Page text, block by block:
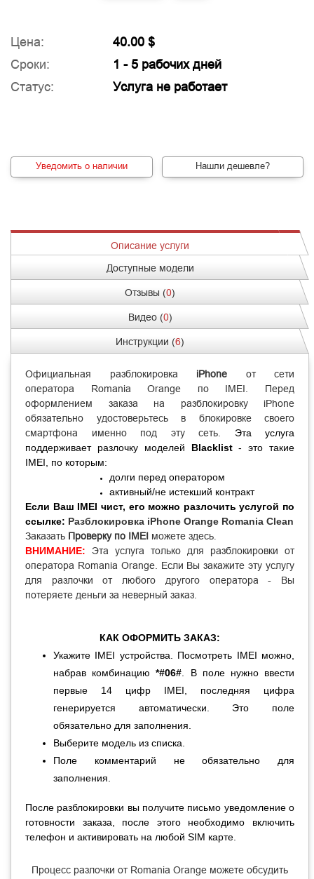
Цена:
40.00 $
Сроки:
1 - 5 рабочих дней
Статус:
Услуга не работает
Уведомить о наличии Нашли дешевле?
Описание услуги
Доступные модели
Отзывы (0)
Видео (0)
Инструкции (6)
Официальная разблокировка iPhone от сети
оператора Romania Orange по IMEI. Перед
оформлением заказа на разблокировку iPhone
обязательно удостоверьтесь в блокировке своего
смартфона именно под эту сеть. Эта услуга
поддерживает разлочку моделей Blacklist- это такие
IMEI, по которым:
долги перед оператором
активный/не истекший контракт
Если Ваш IMEI чист, его можно разлочить услугой по
ссылке: Разблокировка iPhone Orange Romania Clean
Заказать Проверку по IMEI можете здесь.
ВНИМАНИЕ: Эта услуга только для разблокировки от
оператора Romania Orange. Если Вы закажите эту услугу
для разлочки от любого другого оператора - Вы
потеряете деньги за неверный заказ.
КАК ОФОРМИТЬ ЗАКАЗ:
Укажите IMEI устройства. Посмотреть IMEI можно,
набрав комбинацию*#06# . В поле нужно ввести
первые 14 цифр IMEI, последняя цифра
генерируется автоматически. Это поле
обязательно для заполнения.
Выберите модель из списка.
Поле комментарий не обязательно для
заполнения.
После разблокировки вы получите письмо уведомление о
готовности заказа, после этого необходимо включить
телефон и активировать на любой SIM карте.
Процесс разлочки от Romania Orange можете обсудить